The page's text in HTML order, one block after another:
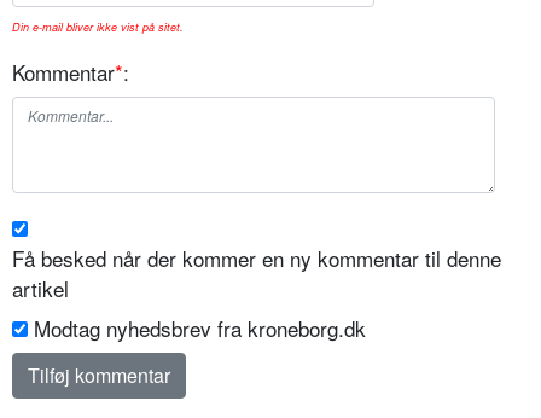
Din e-mail bliver ikke vist på sitet.
Kommentar*:
Få besked når der kommer en ny kommentar til denne
artikel
Modtag nyhedsbrev fra kroneborg.dk